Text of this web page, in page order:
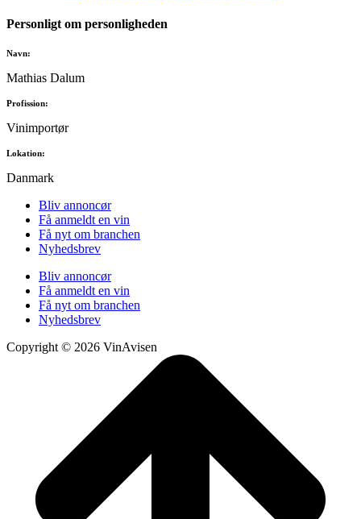
Personligt om personligheden
Navn:
Mathias Dalum
Profission:
Vinimportør
Lokation:
Danmark
Bliv annoncør
Få anmeldt en vin
Få nyt om branchen
Nyhedsbrev
Bliv annoncør
Få anmeldt en vin
Få nyt om branchen
Nyhedsbrev
Copyright © 2026 VinAvisen